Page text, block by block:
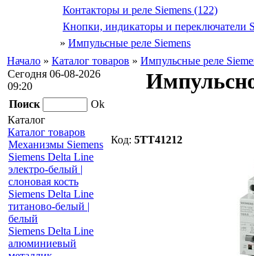
Контакторы и реле Siemens (122)
Кнопки, индикаторы и переключатели
» Импульсные реле Siemens
Начало » Каталог товаров » Импульсные реле
Сегодня 06-08-2026
09:20
Поиск
Ok
Каталог
Каталог товаров
Механизмы Siemens
Siemens Delta Line
электро-белый |
слоновая кость
Siemens Delta Line
титаново-белый |
белый
Siemens Delta Line
алюминиевый
Код: 5TT41212